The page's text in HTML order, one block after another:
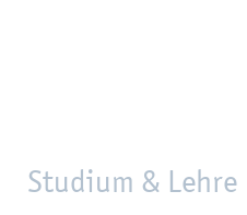
Studium & Lehre